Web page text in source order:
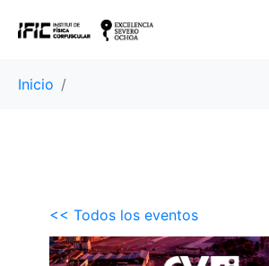
Inicio
<< Todos los eventos